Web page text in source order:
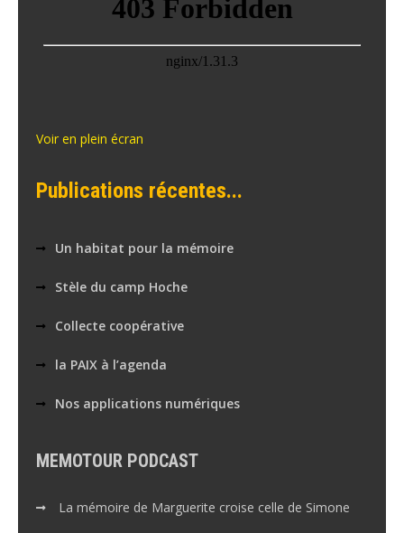
Voir en plein écran
Publications récentes...
Un habitat pour la mémoire
Stèle du camp Hoche
Collecte coopérative
la PAIX à l’agenda
Nos applications numériques
MEMOTOUR PODCAST
La mémoire de Marguerite croise celle de Simone